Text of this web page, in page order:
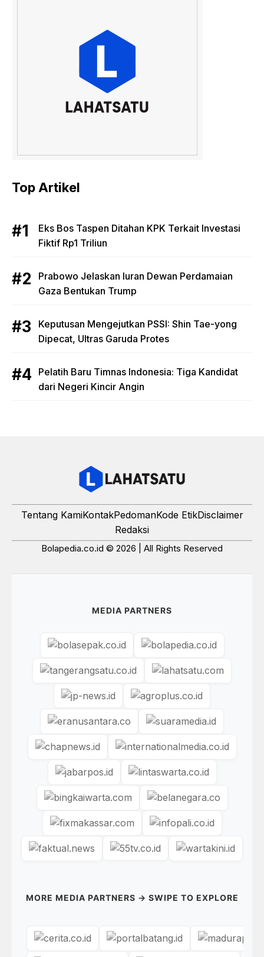
Top Artikel
Eks Bos Taspen Ditahan KPK Terkait Investasi
Fiktif Rp1 Triliun
Prabowo Jelaskan Iuran Dewan Perdamaian
Gaza Bentukan Trump
Keputusan Mengejutkan PSSI: Shin Tae-yong
Dipecat, Ultras Garuda Protes
Pelatih Baru Timnas Indonesia: Tiga Kandidat
dari Negeri Kincir Angin
Tentang KamiKontakPedomanKode EtikDisclaimer
Redaksi
Bolapedia.co.id © 2026 | All Rights Reserved
MEDIA PARTNERS
MORE MEDIA PARTNERS → SWIPE TO EXPLORE